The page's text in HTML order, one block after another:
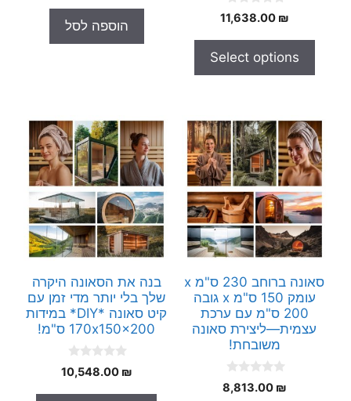
0
o
o
5
11,638.00 ₪
Select options
o
5
היה:
240.00 ₪.
הוספה לסל
סאונה ברוחב 230 ס"מ x
עומק 150 ס"מ x גובה
200 ס"מ עם ערכת
עצמית—ליצירת סאונה
משובחת!
0
o
8,813.00 ₪
בנה את הסאונה היקרה
שלך בלי יותר מדי זמן עם
קיט סאונה *DIY* במידות
170x150x200 ס"מ!
0
o
10,548.00 ₪